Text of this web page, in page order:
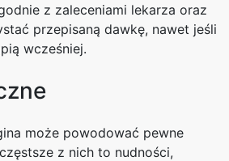
z zaleceniami lekarza oraz
przepisaną dawkę, nawet jeśli
wcześniej.
może powodować pewne
z nich to nudności,